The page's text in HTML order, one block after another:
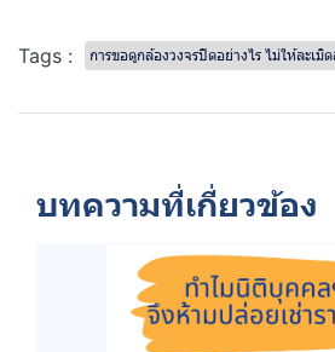
Tags : การขอดูกล้องวงจรปิดอย่างไร ไม่ให้ละเ
บทความที่เกี่ยวข้อง